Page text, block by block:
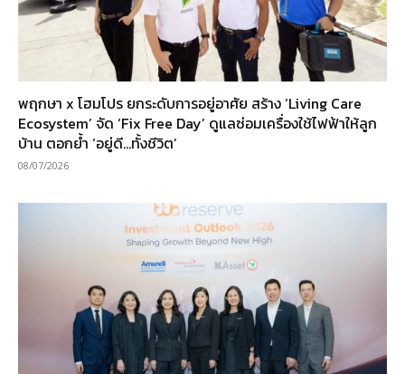
พฤกษา x โฮมโปร ยกระดับการอยู่อาศัย สร้าง ‘Living Care
Ecosystem’ จัด ‘Fix Free Day’ ดูแลซ่อมเครื่องใช้ไฟฟ้าให้ลูก
บ้าน ตอกย้ำ ‘อยู่ดี…ทั้งชีวิต’
08/07/2026